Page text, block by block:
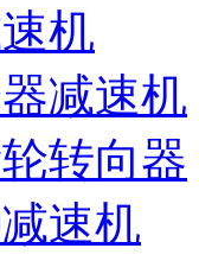
机
减速机
转向器
速机